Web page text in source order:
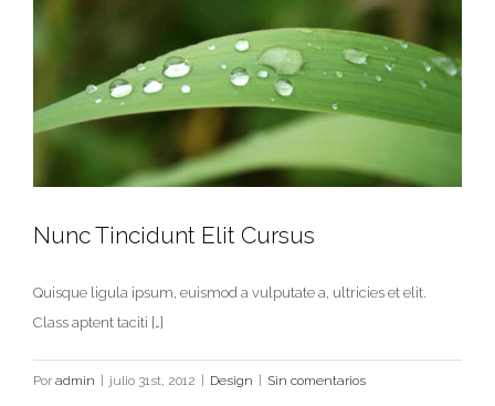
Nunc Tincidunt Elit Cursus
Nunc Tincidunt Elit Cursus
Quisque ligula ipsum, euismod a vulputate a, ultricies et elit.
Class aptent taciti […]
Por admin | julio 31st, 2012 | Design | Sin comentarios